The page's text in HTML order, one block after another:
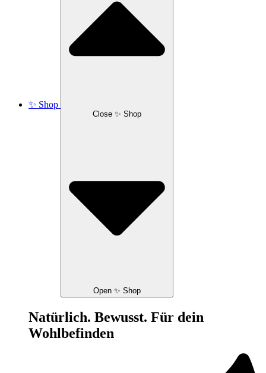
✨ Shop
Close ✨ Shop
Open ✨ Shop
Natürlich. Bewusst. Für dein
Wohlbefinden